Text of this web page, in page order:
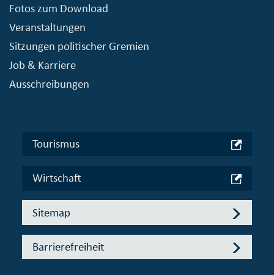
Fotos zum Download
Veranstaltungen
Sitzungen politischer Gremien
Job & Karriere
Ausschreibungen
Tourismus
Wirtschaft
Sitemap
Barrierefreiheit